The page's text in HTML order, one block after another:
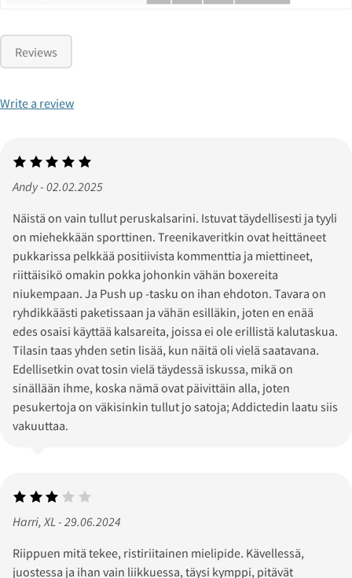
Reviews
Write a review
Andy - 02.02.2025
Näistä on vain tullut peruskalsarini. Istuvat täydellisesti ja tyyli
on miehekkään sporttinen. Treenikaveritkin ovat heittäneet
pukkarissa pelkkää positiivista kommenttia ja miettineet,
riittäisikö omakin pokka johonkin vähän boxereita
niukempaan. Ja Push up -tasku on ihan ehdoton. Tavara on
ryhdikkäästi paketissaan ja vähän esilläkin, joten en enää
edes osaisi käyttää kalsareita, joissa ei ole erillistä kalutaskua.
Tilasin taas yhden setin lisää, kun näitä oli vielä saatavana.
Edellisetkin ovat tosin vielä täydessä iskussa, mikä on
sinällään ihme, koska nämä ovat päivittäin alla, joten
pesukertoja on väkisinkin tullut jo satoja; Addictedin laatu siis
vakuuttaa.
Harri, XL - 29.06.2024
Riippuen mitä tekee, ristiriitainen mielipide. Kävellessä,
juostessa ja ihan vain liikkuessa, täysi kymppi, pitävät